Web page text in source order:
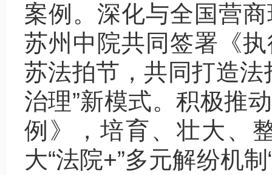
案例。深化与全国营
苏州中院共同签署《
苏法拍节，共同打造
治理”新模式。积极推
例》，培育、壮大、
大“法院+”多元解纷机